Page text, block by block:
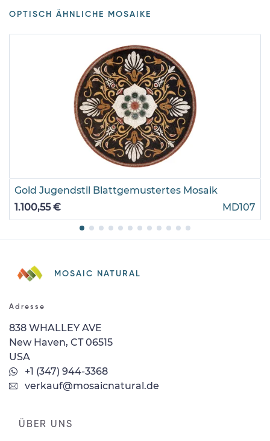
OPTISCH ÄHNLICHE MOSAIKE
Gold Jugendstil Blattgemustertes Mosaik
1.100,55 €
MD107
MOSAIC NATURAL
Adresse
838 WHALLEY AVE
New Haven, CT 06515
USA
+1 (347) 944-3368
verkauf@mosaicnatural.de
ÜBER UNS